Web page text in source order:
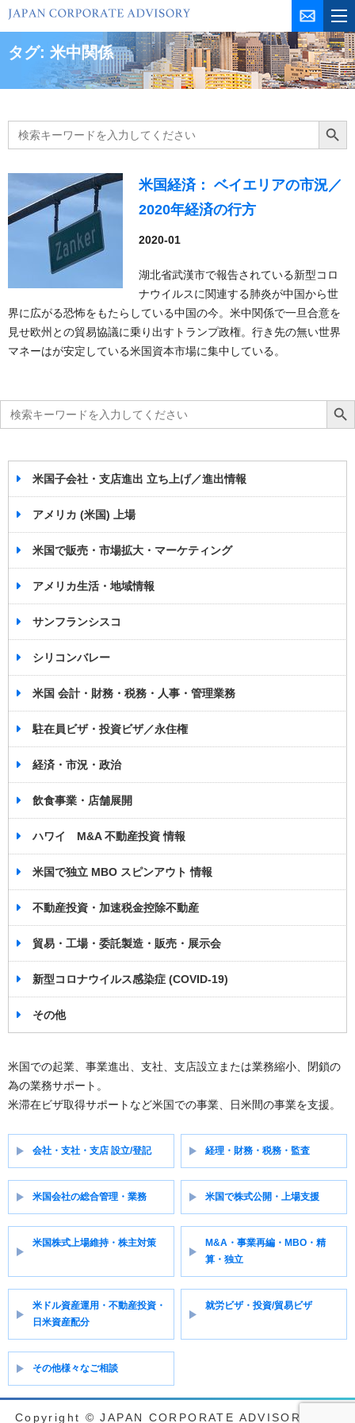
コ
ス
タグ: 米中関係
Search
for:
Search
米国経済： ベイエリアの市況／
2020年経済の行方
2020-01
湖北省武漢市で報告されている新型コロ
ナウイルスに関連する肺炎が中国から世
界に広がる恐怖をもたらしている中国の今。米中関係で一旦合意を
見せ欧州との貿易協議に乗り出すトランプ政権。行き先の無い世界
マネーはが安定している米国資本市場に集中している。
Search
for:
Search
米国子会社・支店進出 立ち上げ／進出情報
アメリカ (米国) 上場
米国で販売・市場拡大・マーケティング
アメリカ生活・地域情報
サンフランシスコ
シリコンバレー
米国 会計・財務・税務・人事・管理業務
駐在員ビザ・投資ビザ／永住権
経済・市況・政治
飲食事業・店舗展開
ハワイ M&A 不動産投資 情報
米国で独立 MBO スピンアウト 情報
不動産投資・加速税金控除不動産
貿易・工場・委託製造・販売・展示会
新型コロナウイルス感染症 (COVID-19)
その他
米国での起業、事業進出、支社、支店設立または業務縮小、閉鎖の
為の業務サポート。
米滞在ビザ取得サポートなど米国での事業、日米間の事業を支援。
会社・支社・支店 設立/登記 経理・財務・税務・監査
米国会社の総合管理・業務 米国で株式公開・上場支援
米国株式上場維持・株主対策
M&A・事業再編・MBO・精
算・独立
米ドル資産運用・不動産投資・
日米資産配分
就労ビザ・投資/貿易ビザ
その他様々なご相談
Copyright © JAPAN CORPORATE ADVISORY ALL